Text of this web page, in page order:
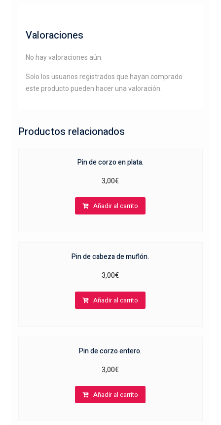
Valoraciones
No hay valoraciones aún.
Solo los usuarios registrados que hayan comprado
este producto pueden hacer una valoración.
Productos relacionados
Pin de corzo en plata.
3,00€
Añadir al carrito
Pin de cabeza de muflón.
3,00€
Añadir al carrito
Pin de corzo entero.
3,00€
Añadir al carrito